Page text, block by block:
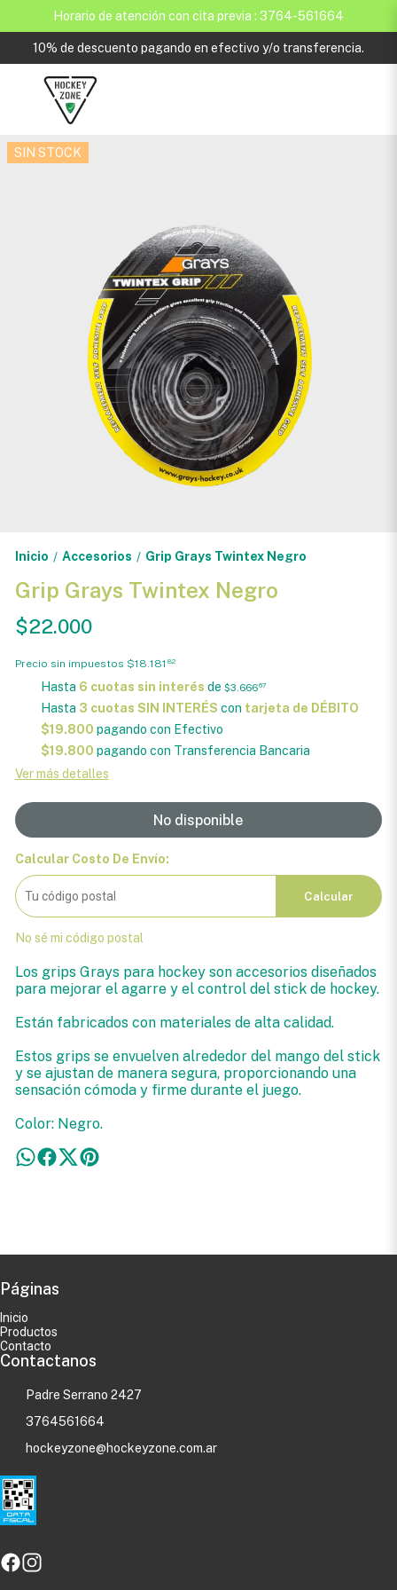
Horario de atención con cita previa : 3764-561664
10% de descuento pagando en efectivo y/o transferencia.
SIN STOCK
Inicio / Accesorios / Grip Grays Twintex Negro
Grip Grays Twintex Negro
$22.000
Precio sin impuestos $18.181 82
Hasta 6 cuotas sin interés de $3.66667
Hasta 3 cuotas SIN INTERÉS con tarjeta de DÉBITO
$19.800 pagando con Efectivo
$19.800 pagando con Transferencia Bancaria
Ver más detalles
No disponible
Calcular Costo De Envío:
Calcular
No sé mi código postal
Los grips Grays para hockey son accesorios diseñados
para mejorar el agarre y el control del stick de hockey.
Están fabricados con materiales de alta calidad.
Estos grips se envuelven alrededor del mango del stick
y se ajustan de manera segura, proporcionando una
sensación cómoda y firme durante el juego.
Color: Negro.
Páginas
Inicio
Productos
Contacto
Contactanos
Padre Serrano 2427
3764561664
hockeyzone@hockeyzone.com.ar